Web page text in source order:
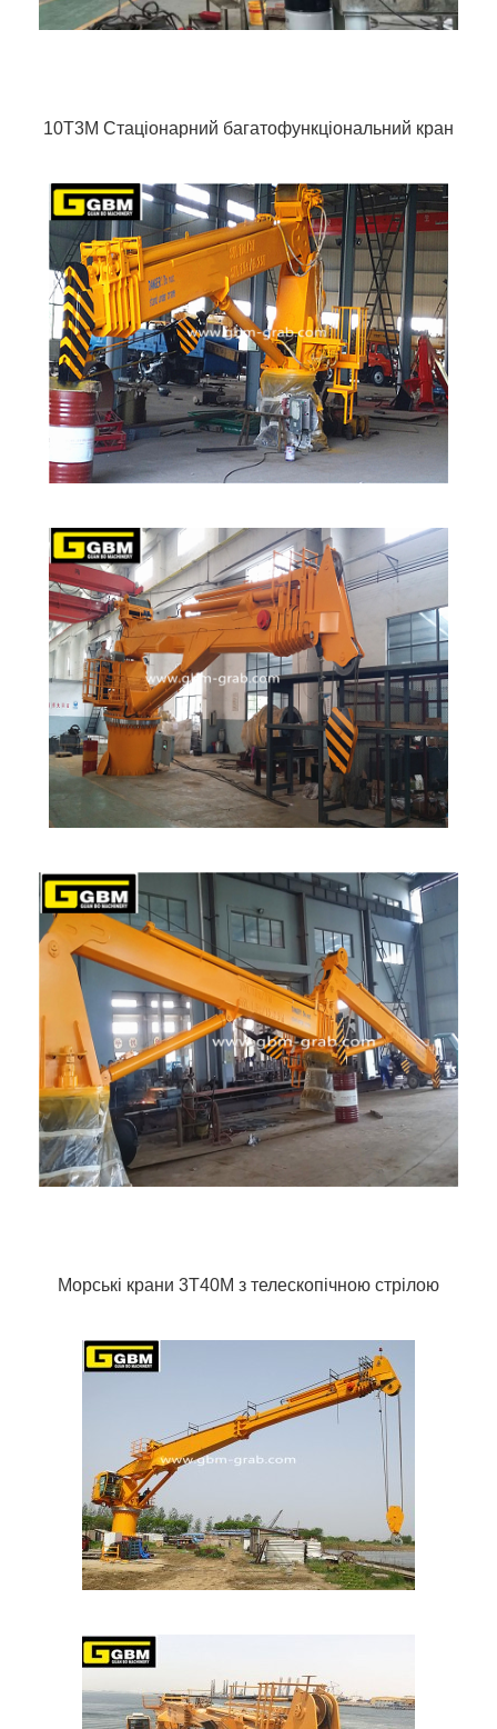
10T3M Стаціонарний багатофункціональний кран
Морські крани 3Т40М з телескопічною стрілою